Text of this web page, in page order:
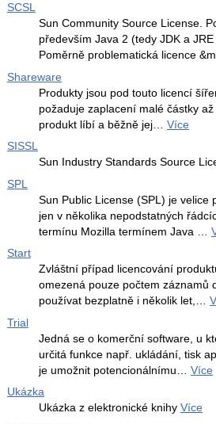
SCSL
Sun Community Source License.
především Java 2 (tedy JDK a
Poměrně problematická licence
Shareware
Produkty jsou pod touto licencí
požaduje zaplacení malé částky
produkt líbí a běžně jej… Více
SISSL
Sun Industry Standards Source
SPL
Sun Public License (SPL) je velice
jen v několika nepodstatných
termínu Mozilla termínem Java …
Start
Zvláštní případ licencování
omezená pouze počtem záznamů
používat bezplatně i několik let,…
Trial
Jedná se o komerční software, u
určitá funkce např. ukládání, tisk
je umožnit potencionálnímu… Více
Ukázka
Ukázka z elektronické knihy Více